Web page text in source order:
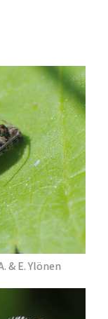
& E. Ylönen